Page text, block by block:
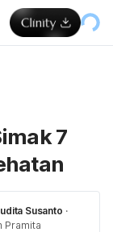
7
Susanto ·
Pramita